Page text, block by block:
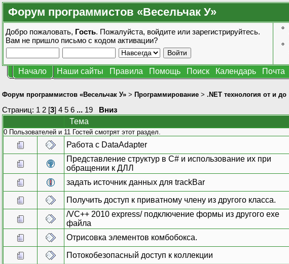
Форум программистов «Весельчак У»
Добро пожаловать, Гость. Пожалуйста, войдите или зарегистрируйтесь.
Вам не пришло письмо с кодом активации?
Начало Наши сайты Правила Помощь Поиск Календарь Почта
Форум программистов «Весельчак У» > Программирование > .NET технология от и до
Страниц: 1 2 [3] 4 5 6 ... 19
Вниз
Тема
0 Пользователей и 11 Гостей смотрят этот раздел.
Работа с DataAdapter
Представление структур в С# и использование их при
обращении к ДЛЛ
задать источник данных для trackBar
Получить доступ к приватному члену из другого класса.
/VC++ 2010 express/ подключение формы из другого exe
файла
Отрисовка элементов комбобокса.
Потокобезопасный доступ к коллекции